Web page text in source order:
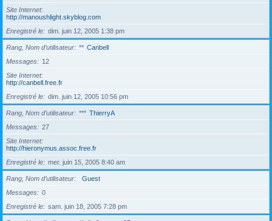
Site Internet
http://manoushlight.skyblog.com
Enregistré le
dim. juin 12, 2005 1:38 pm
Rang, Nom d’utilisateur ** Canbell
Messages
12
Site Internet
http://canbell.free.fr
Enregistré le
dim. juin 12, 2005 10:56 pm
Rang, Nom d’utilisateur *** ThierryA
Messages
27
Site Internet
http://hieronymus.assoc.free.fr
Enregistré le
mer. juin 15, 2005 8:40 am
Rang, Nom d’utilisateur
Guest
Messages
0
Enregistré le
sam. juin 18, 2005 7:28 pm